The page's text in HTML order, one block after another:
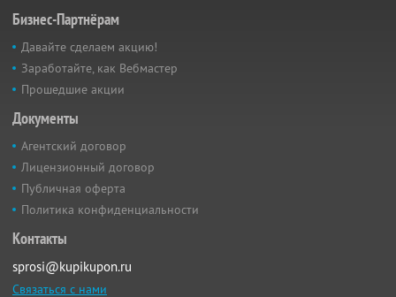
Бизнес-Партнёрам
Давайте сделаем акцию!
Заработайте, как Вебмастер
Прошедшие акции
Документы
Агентский договор
Лицензионный договор
Публичная оферта
Политика конфиденциальности
Контакты
sprosi@kupikupon.ru
Связаться с нами